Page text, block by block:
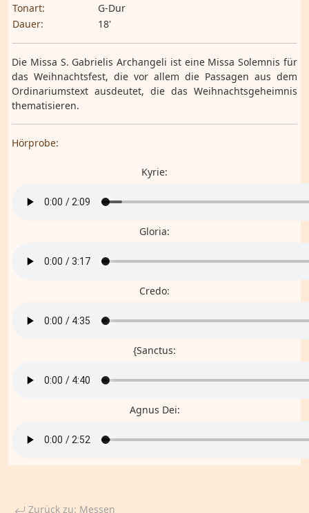
Tonart:
G-Dur
Dauer:
18'
Die Missa S. Gabrielis Archangeli ist eine Missa Solemnis für
das Weihnachtsfest, die vor allem die Passagen aus dem
Ordinariumstext ausdeutet, die das Weihnachtsgeheimnis
thematisieren.
Hörprobe:
Kyrie:
Gloria:
Credo:
{Sanctus:
Agnus Dei:
Zurück zu: Messen